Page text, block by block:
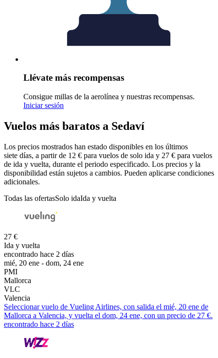
Llévate más recompensas
Consigue millas de la aerolínea y nuestras recompensas.
Iniciar sesión
Vuelos más baratos a Sedaví
Los precios mostrados han estado disponibles en los últimos
siete días, a partir de 12 € para vuelos de solo ida y 27 € para vuelos
de ida y vuelta, durante el periodo especificado. Los precios y la
disponibilidad están sujetos a cambios. Pueden aplicarse condiciones
adicionales.
Todas las ofertasSolo idaIda y vuelta
27 €
Ida y vuelta
encontrado hace 2 días
mié, 20 ene - dom, 24 ene
PMI
Mallorca
VLC
Valencia
Seleccionar vuelo de Vueling Airlines, con salida el mié, 20 ene de
Mallorca a Valencia, y vuelta el dom, 24 ene, con un precio de 27 €.
encontrado hace 2 días